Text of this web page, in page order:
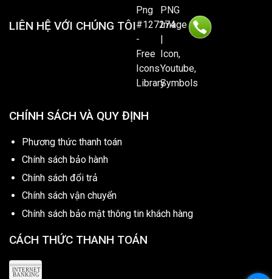
LIÊN HỆ VỚI CHÚNG TÔI
CHÍNH SÁCH VÀ QUY ĐỊNH
Phương thức thanh toán
Chính sách bảo hành
Chính sách đổi trả
Chính sách vận chuyển
Chính sách bảo mật thông tin khách hàng
CÁCH THỨC THANH TOÁN